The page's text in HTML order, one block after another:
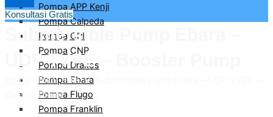
Pompa APP Kenji
Pompa Calpeda
Pompa CRI
Pompa CNP
Pompa Drakos
Pompa Ebara
Pompa Flugo
Pompa Franklin
Konsultasi Gratis
Submersible Pump Ebara –
UDP TYPE – Booster Pump
Home Toko-Ebara-
Booster Pump